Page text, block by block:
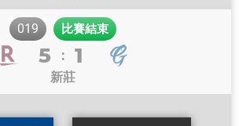
019 比賽結束
5 : 1
新莊